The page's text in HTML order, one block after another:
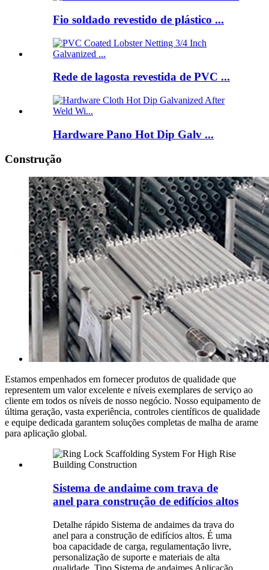
Fio soldado revestido de plástico ...
Rede de lagosta revestida de PVC ...
Hardware Pano Hot Dip Galv ...
Construção
Estamos empenhados em fornecer produtos de qualidade que
representem um valor excelente e níveis exemplares de serviço ao
cliente em todos os níveis de nosso negócio. Nosso equipamento de
última geração, vasta experiência, controles científicos de qualidade
e equipe dedicada garantem soluções completas de malha de arame
para aplicação global.
Sistema de andaime com trava de
anel para construção de edifícios altos
Detalhe rápido Sistema de andaimes da trava do
anel para a construção de edifícios altos. É uma
boa capacidade de carga, regulamentação livre,
personalização de suporte e materiais de alta
qualidade. Tipo Sistema de andaimes Aplicação